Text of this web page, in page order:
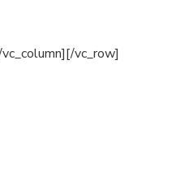
vc_row]